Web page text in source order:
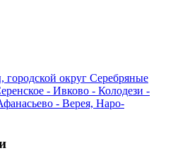
округ Серебряные
- Ивково - Колодези -
- Верея, Наро-